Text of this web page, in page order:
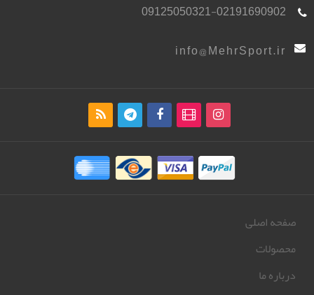
09125050321-02191690902
info@MehrSport.ir
صفحه اصلی
محصولات
درباره ما